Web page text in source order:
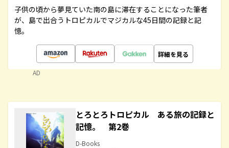
子供の頃から夢見ていた南の島に滞在することになった筆者
が、島で出合うトロピカルでマジカルな45日間の記録と記
憶。
詳細を見る
AD
とろとろトロピカル ある旅の記録と
記憶。 第2巻
D-Books